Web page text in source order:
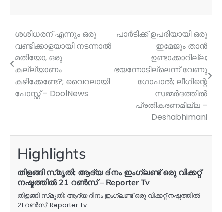
Post
navigation
ശശിധരന് എന്നും ഒരു
വണ്ടിക്കാളയായി നടന്നാല്‍
മതിയോ, ഒരു
കല്ല്യാണം
കഴിക്കേണ്ടേ?; വൈറലായി
പോസ്റ്റ് – DoolNews
പാർടിക്ക് ഉപരിയായി ഒരു
ഇമേജും താൻ
ഉണ്ടാക്കാറില്ല;
ഭയന്നോടില്ലെന്ന് വേണു​
ഗോപാൽ; ലീ​ഗിന്റെ
സമ്മർദത്തിൽ
പ്രതികരണമില്ല –
Deshabhimani
Highlights
തിളങ്ങി സ്‌മൃതി; ആദ്യ ദിനം ഇംഗ്ലണ്ട് ഒരു വിക്കറ്റ്
നഷ്ടത്തിൽ 21 റൺസ് – Reporter Tv
തിളങ്ങി സ്‌മൃതി; ആദ്യ ദിനം ഇംഗ്ലണ്ട് ഒരു വിക്കറ്റ് നഷ്ടത്തിൽ
21 റൺസ് Reporter Tv